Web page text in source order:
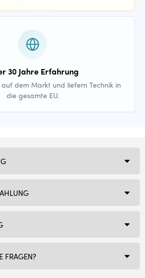
30 Jahre Erfahrung
auf dem Markt und liefern Technik in
die gesamte EU.
FRAGEN?